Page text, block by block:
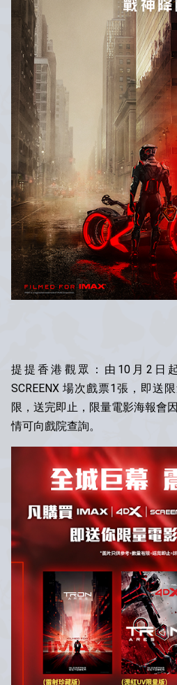
提提香港觀眾：由10月2日起
SCREENX 場次戲票1張，即送
限，送完即止，限量電影海報會
情可向戲院查詢。